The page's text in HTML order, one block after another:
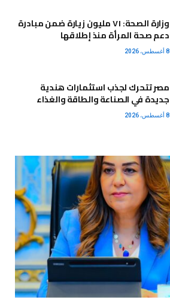
وزارة الصحة: ٧١ مليون زيارة ضمن مبادرة
دعم صحة المرأة منذ إطلاقها
8 أغسطس، 2026
مصر تتحرك لجذب استثمارات هندية
جديدة في الصناعة والطاقة والغذاء
8 أغسطس، 2026